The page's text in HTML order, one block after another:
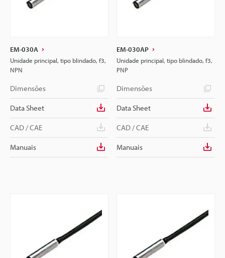
EM-030A
Unidade principal, tipo blindado, f3,
NPN
Dimensões
Data Sheet
CAD / CAE
Manuais
EM-030AP
Unidade principal, tipo blindado, f3,
PNP
Dimensões
Data Sheet
CAD / CAE
Manuais